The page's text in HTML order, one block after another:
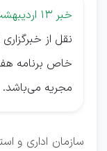
خبر 13 اردیبهشت 1404:
نقل از
خاص برنامه
مجریه می‌باشد.
سازمان اداری و